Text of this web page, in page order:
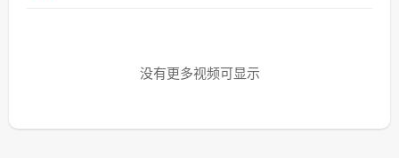
没有更多视频可显示